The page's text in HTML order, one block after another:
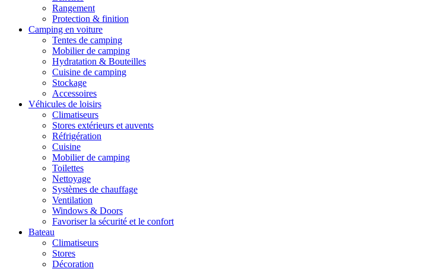
Rangement
Protection & finition
Camping en voiture
Tentes de camping
Mobilier de camping
Hydratation & Bouteilles
Cuisine de camping
Stockage
Accessoires
Véhicules de loisirs
Climatiseurs
Stores extérieurs et auvents
Réfrigération
Cuisine
Mobilier de camping
Toilettes
Nettoyage
Systèmes de chauffage
Ventilation
Windows & Doors
Favoriser la sécurité et le confort
Bateau
Climatiseurs
Stores
Décoration